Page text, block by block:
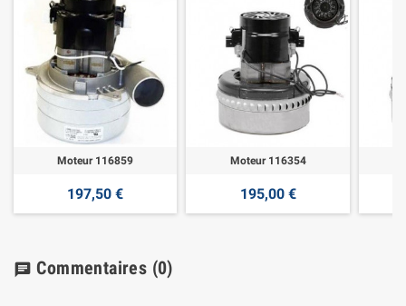
Moteur 116859
197,50 €
Moteur 116354
195,00 €
chat Commentaires (0)